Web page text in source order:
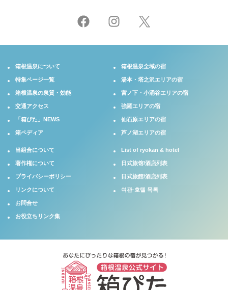
箱根温泉について
特集ページ一覧
箱根温泉の泉質・効能
交通アクセス
「箱ぴた」NEWS
箱ペディア
箱根温泉全域の宿
湯本・塔之沢エリアの宿
宮ノ下・小涌谷エリアの宿
強羅エリアの宿
仙石原エリアの宿
芦ノ湖エリアの宿
当組合について
著作権について
プライバシーポリシー
リンクについて
お問合せ
お役立ちリンク集
List of ryokan & hotel
日式旅馆/酒店列表
日式旅館/酒店列表
여관·호텔 목록